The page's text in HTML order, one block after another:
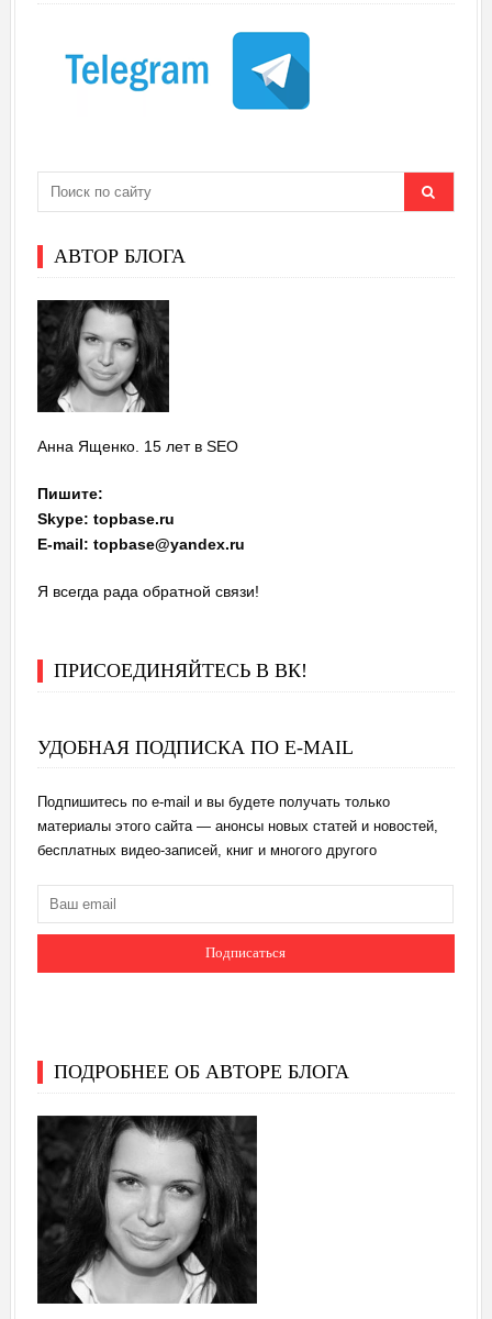
АВТОР БЛОГА
Анна Ященко. 15 лет в SEO
Пишите:
Skype: topbase.ru
E-mail: topbase@yandex.ru
Я всегда рада обратной связи!
ПРИСОЕДИНЯЙТЕСЬ В ВК!
УДОБНАЯ ПОДПИСКА ПО E-MAIL
Подпишитесь по e-mail и вы будете получать только
материалы этого сайта — анонсы новых статей и новостей,
бесплатных видео-записей, книг и многого другого
ПОДРОБНЕЕ ОБ АВТОРЕ БЛОГА